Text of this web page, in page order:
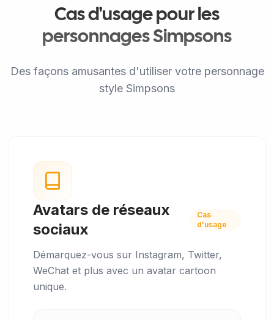
Cas d'usage pour les
personnages Simpsons
Des façons amusantes d'utiliser votre personnage
style Simpsons
Avatars de réseaux
sociaux
Cas
d'usage
Démarquez-vous sur Instagram, Twitter,
WeChat et plus avec un avatar cartoon
unique.